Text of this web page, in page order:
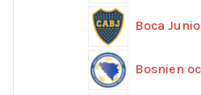
Boca
Bosnien